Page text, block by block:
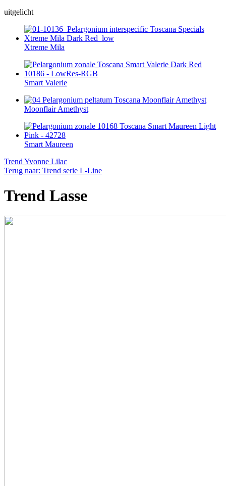
uitgelicht
Xtreme Mila
Smart Valerie
Moonflair Amethyst
Smart Maureen
Trend Yvonne Lilac
Terug naar: Trend serie L-Line
Trend Lasse